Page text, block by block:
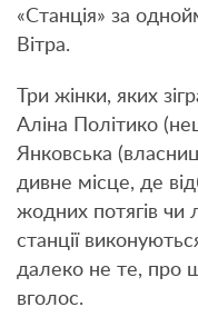
«Станція» за
Вітра.
Три жінки, яких
Аліна Політико
Янковська
дивне місце, де
жодних потягів чи
станції
далеко не те, про
вголос.